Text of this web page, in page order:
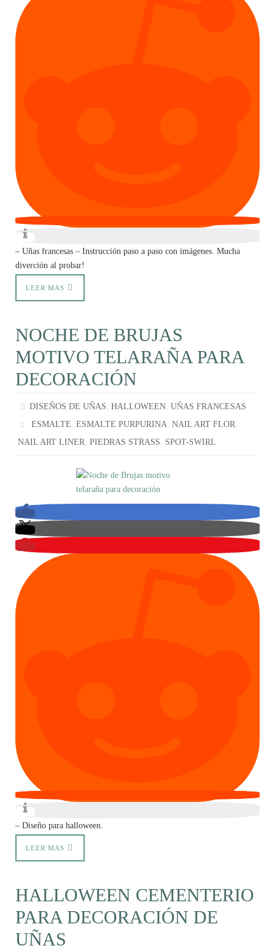
– Uñas francesas – Instrucción paso a paso con imágenes. Mucha
diverción al probar!
LEER MAS
NOCHE DE BRUJAS
MOTIVO TELARAÑA PARA
DECORACIÓN
DISEÑOS DE UÑAS,HALLOWEEN,UÑAS FRANCESAS
ESMALTE,ESMALTE PURPURINA,NAIL ART FLOR,
NAIL ART LINER, PIEDRAS STRASS, SPOT-SWIRL
– Diseño para halloween.
LEER MAS
HALLOWEEN CEMENTERIO
PARA DECORACIÓN DE
UÑAS